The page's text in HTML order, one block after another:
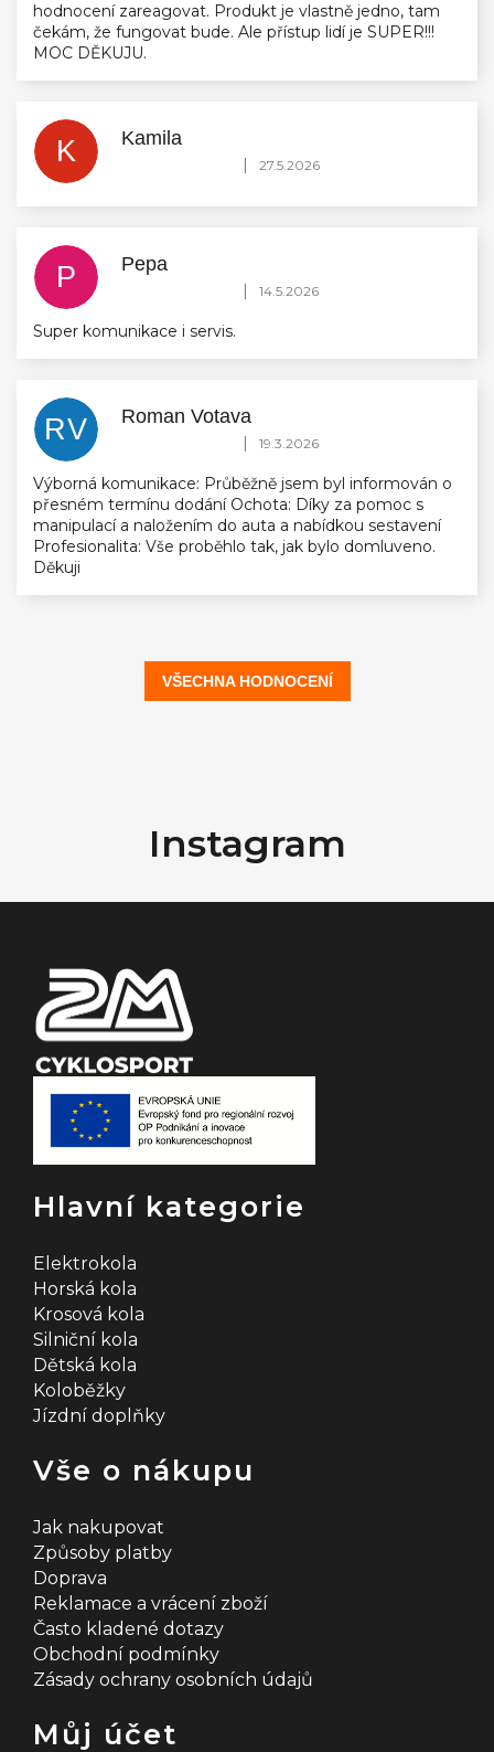
hodnocení zareagovat. Produkt je vlastně jedno, tam
čekám, že fungovat bude. Ale přístup lidí je SUPER!!!
MOC DĚKUJU.
K Kamila
Hodnocení obchodu je 5 z 5 hvězdiček.
| 27.5.2026
P Pepa
Hodnocení obchodu je 5 z 5 hvězdiček.
| 14.5.2026
Super komunikace i servis.
RV Roman Votava
Hodnocení obchodu je 5 z 5 hvězdiček.
| 19.3.2026
Výborná komunikace: Průběžně jsem byl informován o
přesném termínu dodání Ochota: Díky za pomoc s
manipulací a naložením do auta a nabídkou sestavení
Profesionalita: Vše proběhlo tak, jak bylo domluveno.
Děkuji
VŠECHNA HODNOCENÍ
t
Instagram
Hlavní kategorie
Elektrokola
Horská kola
Krosová kola
Silniční kola
Dětská kola
Koloběžky
Jízdní doplňky
Vše o nákupu
Jak nakupovat
Způsoby platby
Doprava
Reklamace a vrácení zboží
Často kladené dotazy
Obchodní podmínky
Zásady ochrany osobních údajů
Můj účet